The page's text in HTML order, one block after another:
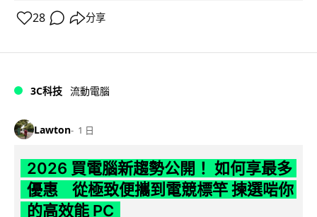
28 分享
3C科技 流動電腦
Lawton 1 日
2026 買電腦新趨勢公開！ 如何享最多
優惠 從極致便攜到電競標竿 揀選啱你
的高效能 PC